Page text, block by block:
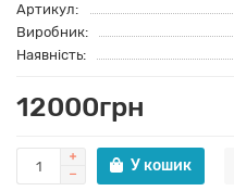
Артикул:
Виробник:
Наявність:
12000грн
У кошик